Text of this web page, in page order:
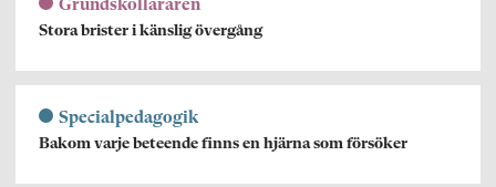
Grundskolläraren
Stora brister i känslig övergång
Specialpedagogik
Bakom varje beteende finns en hjärna som försöker